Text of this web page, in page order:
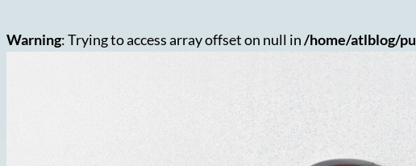
Warning: Trying to access array offset on null in/home/atlblog/